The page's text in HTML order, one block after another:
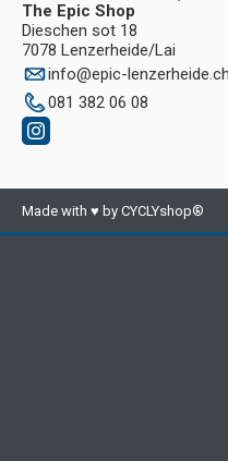
The Epic Shop
Dieschen sot 18
7078 Lenzerheide/Lai
info@epic-lenzerheide.ch
081 382 06 08
Made with ♥ by CYCLYshop®